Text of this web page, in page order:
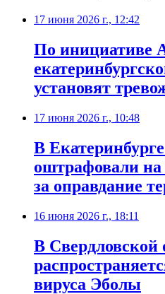
17 июня 2026 г., 12:42
По инициативе
установят
17 июня 2026 г., 10:48
В
оштрафовали на
за оправдание
16 июня 2026 г., 18:11
В Свердловской
вируса Эболы